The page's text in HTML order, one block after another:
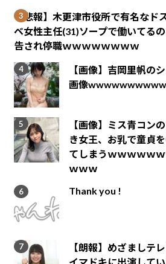
【悲報】木更津市役所で有名なド
ベ女性主任(31)ソープで働いてる
告され停職ｗｗｗｗｗｗｗｗ
【画像】吉岡里帆の
画像
【画像】ミス青コン
き女王、お乳で童貞
てしまうｗｗｗｗｗ
ｗｗｗ
Thank you !
【朗報】めざましテ